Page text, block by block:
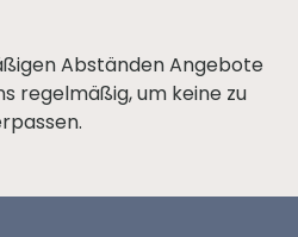
Abständen Angebote
regelmäßig, um keine zu